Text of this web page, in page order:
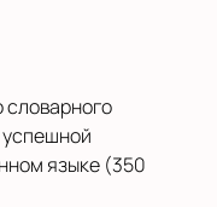
языке (350